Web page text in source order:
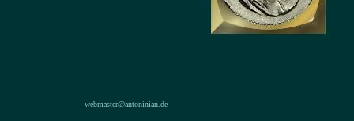
webmaster@antoninian.de